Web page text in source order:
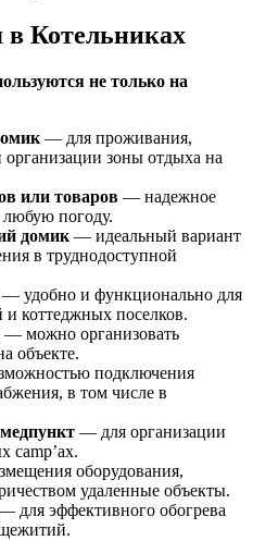
Котельниках
не только на
— для проживания,
зоны отдыха на
или товаров — надежное
погоду.
домик — идеальный вариант
в труднодоступной
— удобно и функционально для
коттеджных поселков.
— можно организовать
объекте.
подключения
в том числе в
— для организации
camp’ах.
оборудования,
удаленные объекты.
для эффективного обогрева